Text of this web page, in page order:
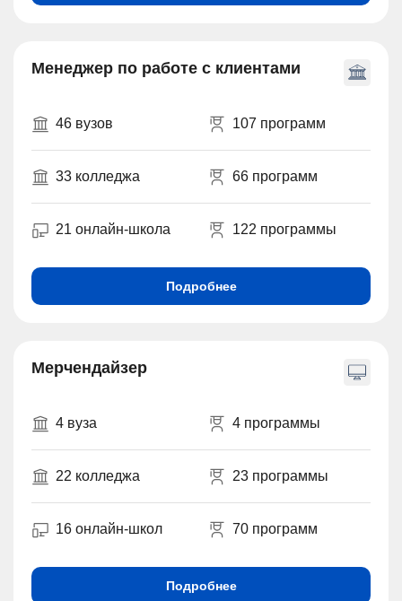
Менеджер по работе с клиентами
46 вузов 107 программ
33 колледжа 66 программ
21 онлайн-школа 122 программы
Подробнее
Мерчендайзер
4 вуза 4 программы
22 колледжа 23 программы
16 онлайн-школ 70 программ
Подробнее